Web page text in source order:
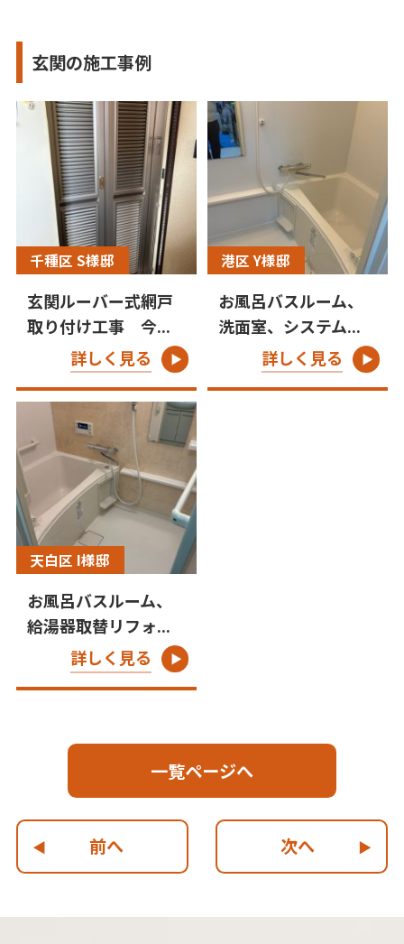
玄関の施工事例
千種区 S様邸
玄関ルーバー式網戸
取り付け工事 今...
詳しく見る
港区 Y様邸
お風呂バスルーム、
洗面室、システム...
詳しく見る
天白区 I様邸
お風呂バスルーム、
給湯器取替リフォ...
詳しく見る
前へ
一覧ページへ
次へ